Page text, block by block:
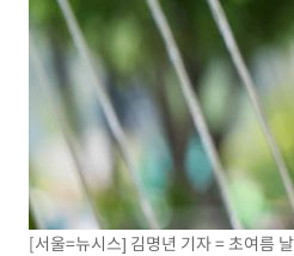
입추에도 극한더위…서울 낮 39도 '폭염
이란, 호르무즈서 "적국 목표물들"과 대치
[속보]美, 폴리실리콘 수입 규제…파생제
[속보]트럼프, 美 원정출산 금지 행정명령
[속보] 뉴욕증시, 일제 하락 마감…나스
[서울=뉴시스] 김명년 기자 = 초여름